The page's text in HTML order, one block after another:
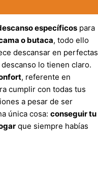
específicos para
o butaca, todo ello
descansar en perfectas
lo tienen claro.
, referente en
cumplir con todas tus
a pesar de ser
única cosa: conseguir tu
que siempre habías